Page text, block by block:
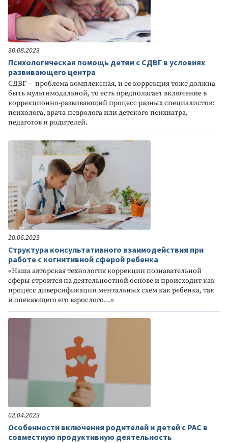
30.08.2023
Психологическая помощь детям с СДВГ в условиях
развивающего центра
СДВГ — проблема комплексная, и ее коррекция тоже должна
быть мультимодальной, то есть предполагает включение в
коррекционно-развивающий процесс разных специалистов:
психолога, врача-невролога или детского психиатра,
педагогов и родителей.
10.06.2023
Структура консультативного взаимодействия при
работе с когнитивной сферой ребенка
«Наша авторская технология коррекции познавательной
сферы строится на деятельностной основе и происходит как
процесс диверсификации ментальных схем как ребенка, так
и опекающего его взрослого…»
02.04.2023
Особенности включения родителей и детей с РАС в
совместную продуктивную деятельность